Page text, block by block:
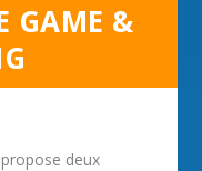
GAME &
deux